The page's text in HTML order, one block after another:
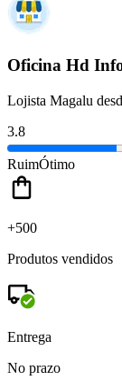
Oficina Hd
Lojista Magalu
3.8
RuimÓtimo
+500
Produtos vendidos
Entrega
No prazo